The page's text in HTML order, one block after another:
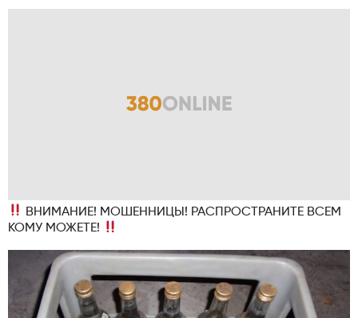
ВНИМАНИЕ! МОШЕННИЦЫ! РАСПРОСТРАНИТЕ ВСЕМ
КОМУ МОЖЕТЕ!